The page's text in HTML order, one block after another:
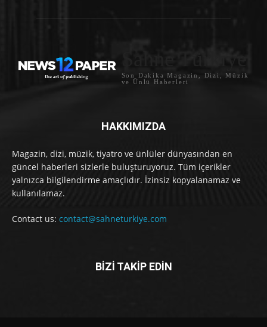
Sahne Türkiye
Son Dakika Magazin, Dizi, Müzik
ve Ünlü Haberleri
HAKKIMIZDA
Magazin, dizi, müzik, tiyatro ve ünlüler dünyasından en
güncel haberleri sizlerle buluşturuyoruz. Tüm içerikler
yalnızca bilgilendirme amaçlıdır. İzinsiz kopyalanamaz ve
kullanılamaz.
Contact us: contact@sahneturkiye.com
BİZİ TAKİP EDİN